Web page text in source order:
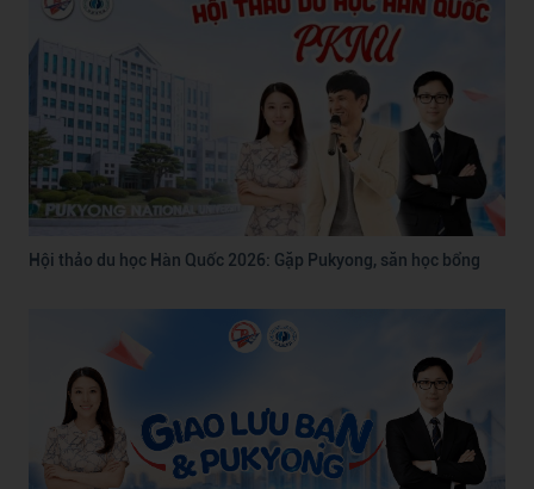
Hội thảo du học Hàn Quốc 2026: Gặp Pukyong, săn học bổng